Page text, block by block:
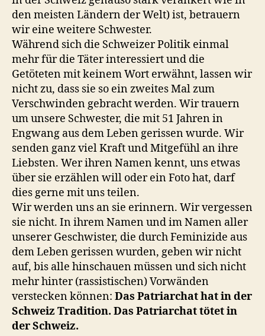
den meisten Ländern der Welt) ist, betrauern
wir eine weitere Schwester.
Während sich die Schweizer Politik einmal
mehr für die Täter interessiert und die
Getöteten mit keinem Wort erwähnt, lassen wir
nicht zu, dass sie so ein zweites Mal zum
Verschwinden gebracht werden. Wir trauern
um unsere Schwester, die mit 51 Jahren in
Engwang aus dem Leben gerissen wurde. Wir
senden ganz viel Kraft und Mitgefühl an ihre
Liebsten. Wer ihren Namen kennt, uns etwas
über sie erzählen will oder ein Foto hat, darf
dies gerne mit uns teilen.
Wir werden uns an sie erinnern. Wir vergessen
sie nicht. In ihrem Namen und im Namen aller
unserer Geschwister, die durch Feminizide aus
dem Leben gerissen wurden, geben wir nicht
auf, bis alle hinschauen müssen und sich nicht
mehr hinter (rassistischen) Vorwänden
verstecken können: Das Patriarchat hat in der
Schweiz Tradition. Das Patriarchat tötet in
der Schweiz.